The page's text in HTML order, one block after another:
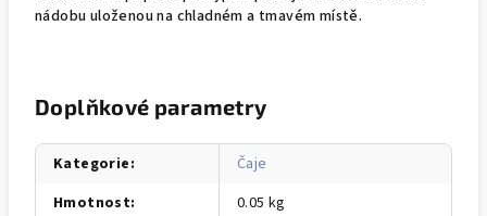
nádobu uloženou na chladném a tmavém místě.
Doplňkové parametry
Kategorie:
Čaje
Hmotnost:
0.05 kg